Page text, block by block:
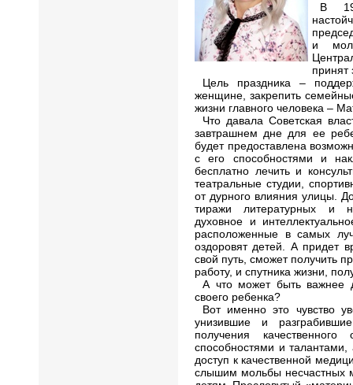
В
и
принят
Цель праздника –
женщине, закрепить
жизни главного человека –
Что давала Советская
завтрашнем дне для ее
будет предоставлена
с его способностями и
бесплатно лечить и
театральные студии,
от дурного влияния улицы.
тиражи литературных и
духовное и
расположенные в самых
оздоровят детей. А придет
свой путь, сможет получить
работу, и спутника жизни,
А что может быть важнее
своего ребенка?
Вот именно это чувство
унизившие и
получения
способностями и
доступ к качественной
слышим мольбы несчастных